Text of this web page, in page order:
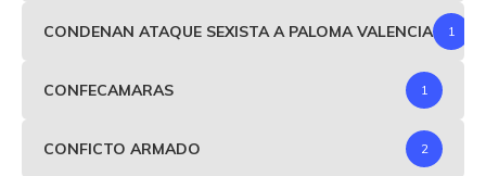
CONDENAN ATAQUE SEXISTA A PALOMA VALENCIA 1
CONFECAMARAS 1
CONFICTO ARMADO 2